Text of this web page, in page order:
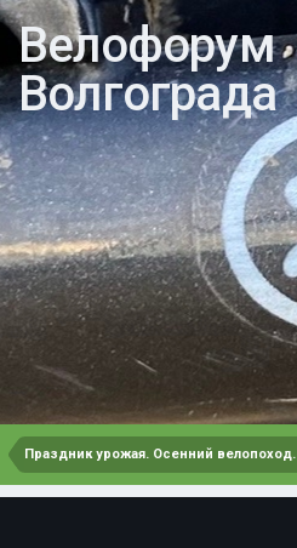
Велофорум
Волгограда
Праздник урожая. Осенний велопоход.